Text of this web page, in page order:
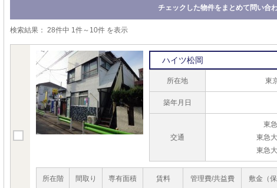
検索結果： 28件中 1件～10件 を表示
ハイツ松岡
所在地 東
築年月日
交通
東
東急
東急
所在階 間取り 専有面積 賃料 管理費/共益費 敷金（保